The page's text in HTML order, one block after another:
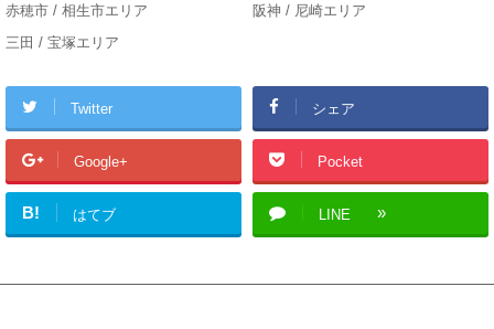
赤穂市 / 相生市エリア
阪神 / 尼崎エリア
三田 / 宝塚エリア
Twitter シェア
Google+ Pocket
B! はてブ LINE